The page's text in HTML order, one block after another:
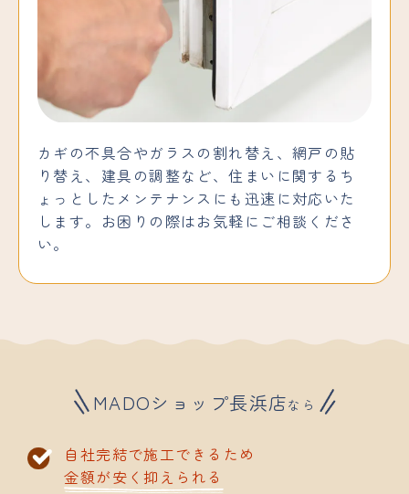
カギの不具合やガラスの割れ替え、網戸の貼
り替え、建具の調整など、住まいに関するち
ょっとしたメンテナンスにも迅速に対応いた
します。お困りの際はお気軽にご相談くださ
い。
MADOショップ長浜店なら
自社完結で施工できるため
金額が安く抑えられる